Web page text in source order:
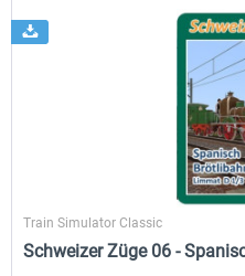
Train Simulator Classic
Schweizer Züge 06 -